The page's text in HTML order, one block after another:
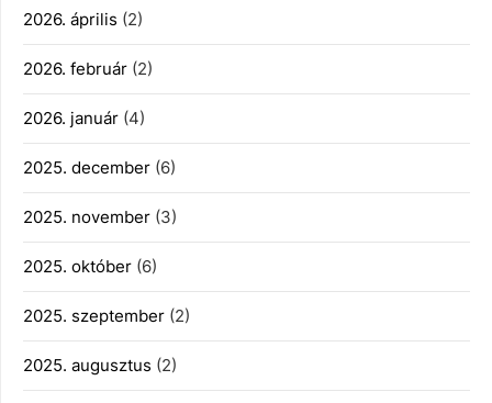
2026. április (2)
2026. február (2)
2026. január (4)
2025. december (6)
2025. november (3)
2025. október (6)
2025. szeptember (2)
2025. augusztus (2)